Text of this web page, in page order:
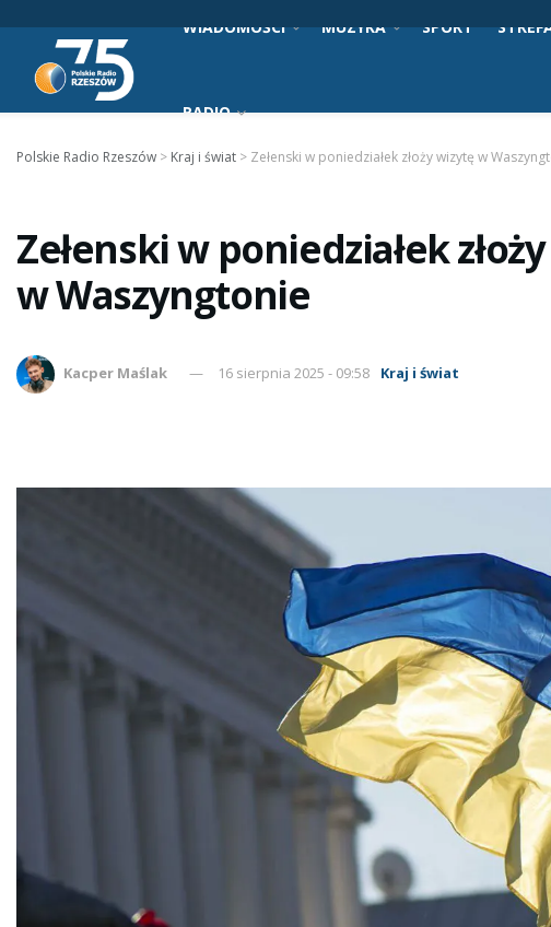
WIADOMOŚCI MUZYKA SPORT
RADIO
Polskie Radio Rzeszów > Kraj i świat > Zełenski w poniedziałek złoży wizytę w
Zełenski w poniedziałek
w Waszyngtonie
Kacper Maślak 16 sierpnia 2025 - 09:58 Kraj i świat